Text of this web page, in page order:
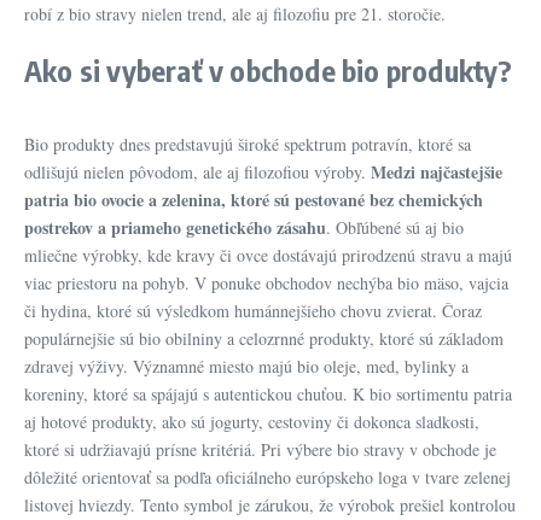
robí z bio stravy nielen trend, ale aj filozofiu pre 21. storočie.
Ako si vyberať v obchode bio produkty?
Bio produkty dnes predstavujú široké spektrum potravín, ktoré sa
odlišujú nielen pôvodom, ale aj filozofiou výroby. Medzi najčastejšie
patria bio ovocie a zelenina, ktoré sú pestované bez chemických
postrekov a priameho genetického zásahu. Obľúbené sú aj bio
mliečne výrobky, kde kravy či ovce dostávajú prirodzenú stravu a majú
viac priestoru na pohyb. V ponuke obchodov nechýba bio mäso, vajcia
či hydina, ktoré sú výsledkom humánnejšieho chovu zvierat. Čoraz
populárnejšie sú bio obilniny a celozrnné produkty, ktoré sú základom
zdravej výživy. Významné miesto majú bio oleje, med, bylinky a
koreniny, ktoré sa spájajú s autentickou chuťou. K bio sortimentu patria
aj hotové produkty, ako sú jogurty, cestoviny či dokonca sladkosti,
ktoré si udržiavajú prísne kritériá. Pri výbere bio stravy v obchode je
dôležité orientovať sa podľa oficiálneho európskeho loga v tvare zelenej
listovej hviezdy. Tento symbol je zárukou, že výrobok prešiel kontrolou